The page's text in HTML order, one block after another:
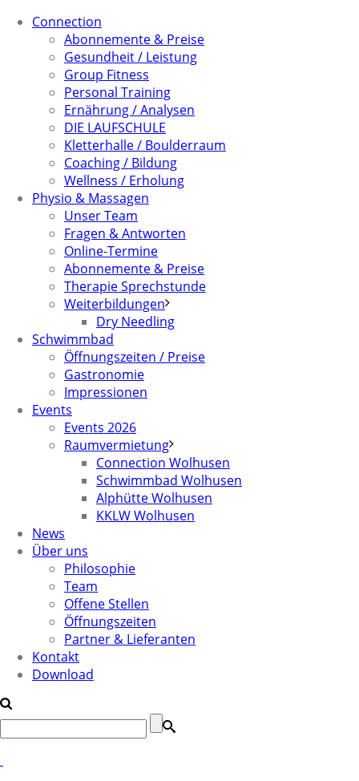
Connection
Abonnemente & Preise
Gesundheit / Leistung
Group Fitness
Personal Training
Ernährung / Analysen
DIE LAUFSCHULE
Kletterhalle / Boulderraum
Coaching / Bildung
Wellness / Erholung
Physio & Massagen
Unser Team
Fragen & Antworten
Online-Termine
Abonnemente & Preise
Therapie Sprechstunde
Weiterbildungen
Dry Needling
Schwimmbad
Öffnungszeiten / Preise
Gastronomie
Impressionen
Events
Events 2026
Raumvermietung
Connection Wolhusen
Schwimmbad Wolhusen
Alphütte Wolhusen
KKLW Wolhusen
News
Über uns
Philosophie
Team
Offene Stellen
Öffnungszeiten
Partner & Lieferanten
Kontakt
Download